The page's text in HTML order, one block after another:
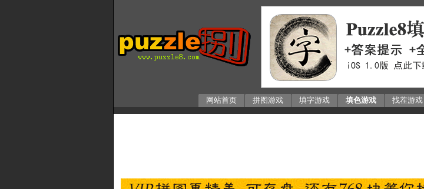
网站首页 拼图游戏 填字游戏 填色游戏 找茬游戏